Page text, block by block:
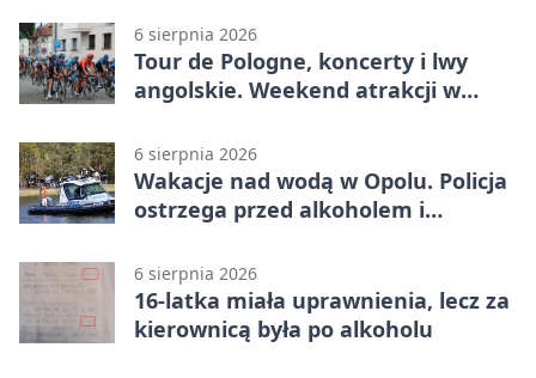
6 sierpnia 2026
Tour de Pologne, koncerty i lwy
angolskie. Weekend atrakcji w
6 sierpnia 2026
Wakacje nad wodą w Opolu. Policja
ostrzega przed alkoholem i
6 sierpnia 2026
16-latka miała uprawnienia, lecz za
kierownicą była po alkoholu